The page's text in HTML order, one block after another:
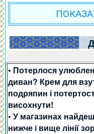
• Потерлося
диван? Крем для
подряпин і
висохнути!
• У магазинах
нижче і вище лінії